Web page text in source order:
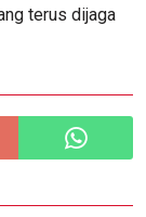
terus dijaga